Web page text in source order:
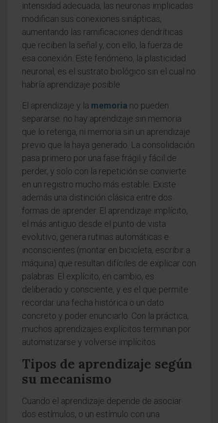
intensidad adecuada, las neuronas implicadas
modifican sus conexiones sinápticas,
aumentando las ramificaciones dendríticas
que reciben la señal y, con ello, la fuerza de
esa conexión. Este fenómeno, la plasticidad
neuronal, es el sustrato biológico sin el cual no
habría aprendizaje posible.
El aprendizaje y la memoria no pueden
separarse: no hay aprendizaje sin memoria
que lo retenga, ni memoria sin un aprendizaje
previo que la haya generado. La consolidación
pasa primero por una fase frágil y fácil de
perder, y solo con la repetición se convierte
en un registro mucho más estable. Existe
además una distinción clásica entre dos
formas de aprender. El aprendizaje implícito,
el más antiguo desde el punto de vista
evolutivo, genera rutinas automáticas e
inconscientes (montar en bicicleta, escribir a
máquina) que resultan difíciles de explicar con
palabras. El explícito, en cambio, es
deliberado y consciente, y es el que permite
recordar una fecha histórica o un dato
concreto y poder enunciarlo. Con la práctica,
muchos aprendizajes explícitos terminan por
automatizarse y volverse implícitos.
Tipos de aprendizaje según
su mecanismo
Cuando el aprendizaje depende de asociar
dos estímulos, o un estímulo con una